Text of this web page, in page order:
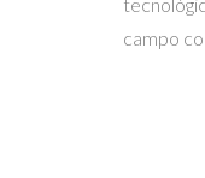
campo